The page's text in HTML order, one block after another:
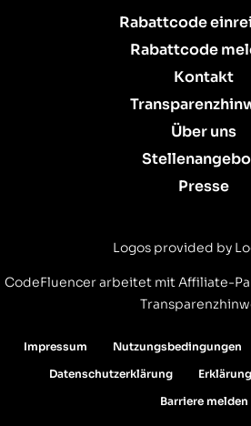
Rabattcode
Rabattcode
Kontakt
Über uns
Presse
Logos provided by
CodeFluencer arbeitet mit Affiliate-
Impressum Nutzungsbedingungen
Datenschutzerklärung
Barriere melden